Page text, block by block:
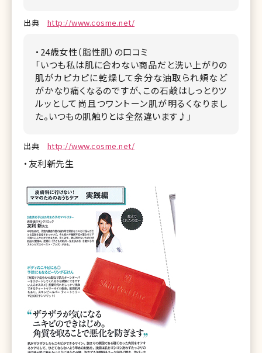
出典 http://www.cosme.net/
・24歳女性（脂性肌）の口コミ
「いつも私は肌に合わない商品だと洗い上がりの
肌がカピカピに乾燥して余分な油取られ頬など
がかなり痛くなるのですが、この石鹸はしっとりツ
ルッとして尚且つワントーン肌が明るくなりまし
た。いつもの肌触りとは全然違います♪」
出典 http://www.cosme.net/
・友利新先生